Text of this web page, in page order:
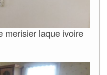
merisier laque ivoire